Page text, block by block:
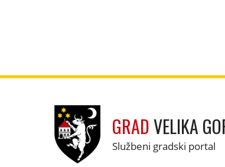
GRADVELIKA
Službeni gradski portal